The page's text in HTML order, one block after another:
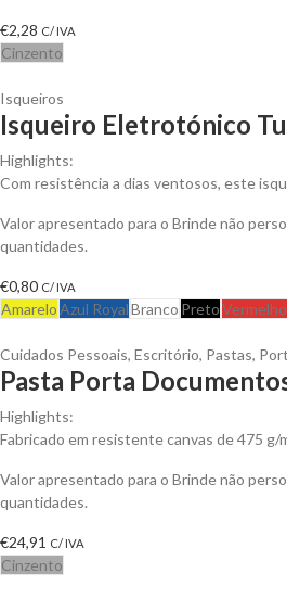
€2,28 C/ IVA
Cinzento
Isqueiros
Isqueiro Eletrotónico
Highlights:
Com resistência a dias ventosos, este
Valor apresentado para o Brinde não
quantidades.
€0,80 C/ IVA
AmareloAzul RoyalBranco PretoVermelho
Cuidados Pessoais, Escritório, Pastas,
Pasta Porta
Highlights:
Fabricado em resistente canvas de 475 g/
Valor apresentado para o Brinde não
quantidades.
€24,91 C/ IVA
Cinzento